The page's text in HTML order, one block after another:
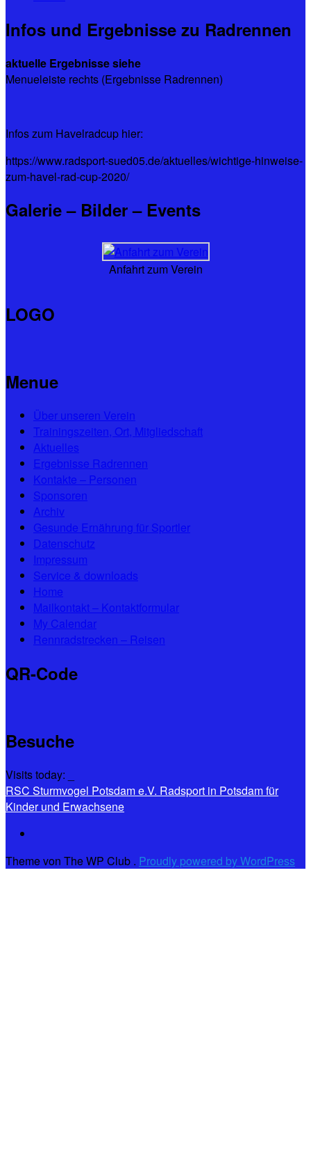
Infos und Ergebnisse zu Radrennen
aktuelle Ergebnisse siehe
Menueleiste rechts (Ergebnisse Radrennen)
Infos zum Havelradcup hier:
https://www.radsport-sued05.de/aktuelles/wichtige-hinweise-
zum-havel-rad-cup-2020/
Galerie – Bilder – Events
Anfahrt zum Verein
LOGO
Menue
Über unseren Verein
Trainingszeiten, Ort, Mitgliedschaft
Aktuelles
Ergebnisse Radrennen
Kontakte – Personen
Sponsoren
Archiv
Gesunde Ernährung für Sportler
Datenschutz
Impressum
Service & downloads
Home
Mailkontakt – Kontaktformular
My Calendar
Rennradstrecken – Reisen
QR-Code
Besuche
Visits today:
RSC Sturmvogel Potsdam e.V. Radsport in Potsdam für
Kinder und Erwachsene
Theme von The WP Club . Proudly powered by WordPress